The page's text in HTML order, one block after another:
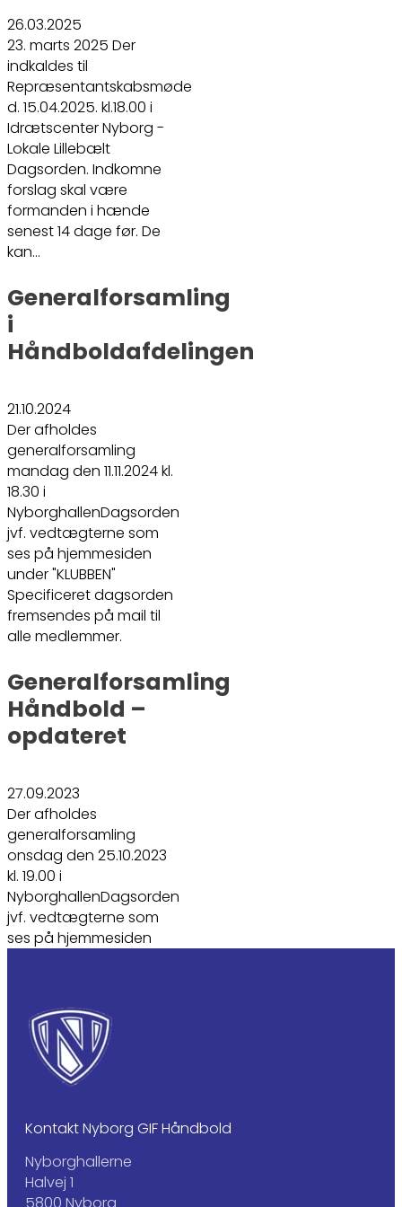
26.03.2025
23. marts 2025 Der
indkaldes til
Repræsentantskabsmøde
d. 15.04.2025. kl.18.00 i
Idrætscenter Nyborg -
Lokale Lillebælt
Dagsorden. Indkomne
forslag skal være
formanden i hænde
senest 14 dage før. De
kan…
Generalforsamling
i
Håndboldafdelingen
21.10.2024
Der afholdes
generalforsamling
mandag den 11.11.2024 kl.
18.30 i
NyborghallenDagsorden
jvf. vedtægterne som
ses på hjemmesiden
under "KLUBBEN"
Specificeret dagsorden
fremsendes på mail til
alle medlemmer.
Generalforsamling
Håndbold –
opdateret
27.09.2023
Der afholdes
generalforsamling
onsdag den 25.10.2023
kl. 19.00 i
NyborghallenDagsorden
jvf. vedtægterne som
ses på hjemmesiden
Kontakt Nyborg GIF Håndbold
Nyborghallerne
Halvej 1